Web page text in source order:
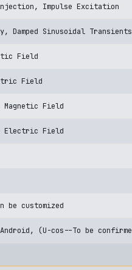
Impulse Excitation
Damped Sinusoidal
Field
Field
Magnetic Field
Electric Field
be customized
(U-cos--To be